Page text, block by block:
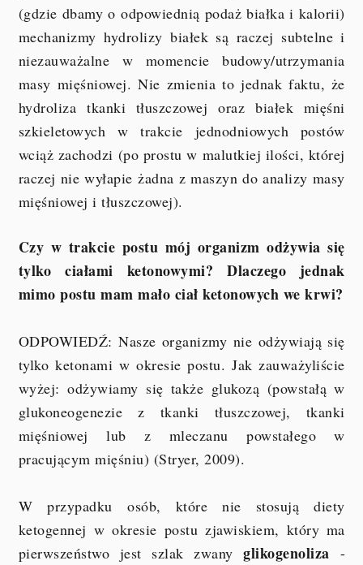
(gdzie dbamy o odpowiednią podaż białka i kalorii)
mechanizmy hydrolizy białek są raczej subtelne i
niezauważalne w momencie budowy/utrzymania
masy mięśniowej. Nie zmienia to jednak faktu, że
hydroliza tkanki tłuszczowej oraz białek mięśni
szkieletowych w trakcie jednodniowych postów
wciąż zachodzi (po prostu w malutkiej ilości, której
raczej nie wyłapie żadna z maszyn do analizy masy
mięśniowej i tłuszczowej).
Czy w trakcie postu mój organizm odżywia się
tylko ciałami ketonowymi? Dlaczego jednak
mimo postu mam mało ciał ketonowych we krwi?
ODPOWIEDŹ: Nasze organizmy nie odżywiają się
tylko ketonami w okresie postu. Jak zauważyliście
wyżej: odżywiamy się także glukozą (powstałą w
glukoneogenezie z tkanki tłuszczowej, tkanki
mięśniowej lub z mleczanu powstałego w
pracującym mięśniu) (Stryer, 2009).
W przypadku osób, które nie stosują diety
ketogennej w okresie postu zjawiskiem, który ma
pierwszeństwo jest szlak zwanyglikogenoliza -